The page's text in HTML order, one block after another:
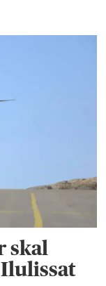
skal